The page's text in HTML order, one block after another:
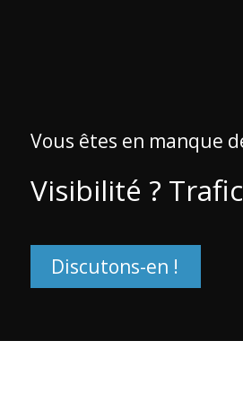
Vous êtes en manque
Visibilité ?
Discutons-en !